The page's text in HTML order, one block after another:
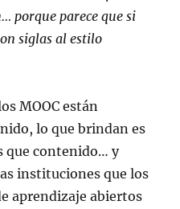
porque parece que si
siglas al estilo
MOOC están
lo que brindan es
que contenido… y
instituciones que los
aprendizaje abiertos